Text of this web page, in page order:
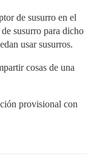
de susurro en el
susurro para dicho
usar susurros.
cosas de una
provisional con